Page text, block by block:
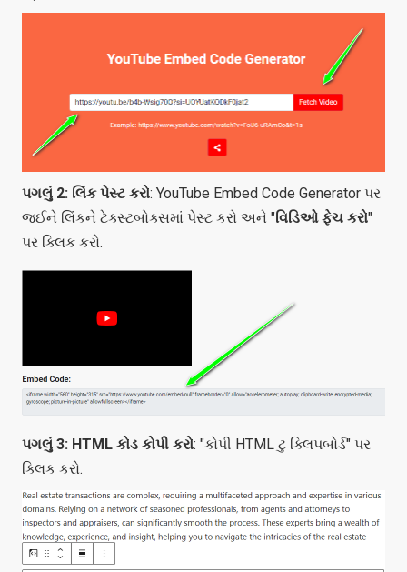
પગલું 2: લિંક પેસ્ટ કરો: YouTube Embed Code Generator પર
જઈને લિંકને ટેક્સ્ટબોક્સમાં પેસ્ટ કરો અને "વિડિઓ ફેચ કરો"
પર ક્લિક કરો.
પગલું 3: HTML કોડ કોપી કરો: "કોપી HTML ટુ ક્લિપબોર્ડ" પર
ક્લિક કરો.